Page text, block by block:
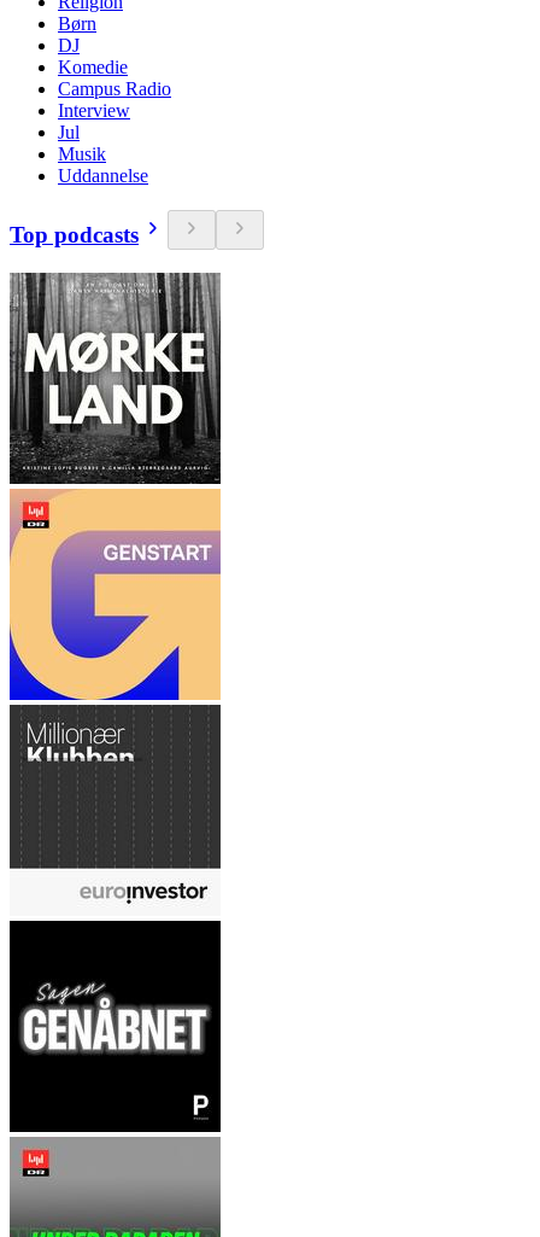
Børn
DJ
Komedie
Campus Radio
Interview
Jul
Musik
Uddannelse
Top podcasts